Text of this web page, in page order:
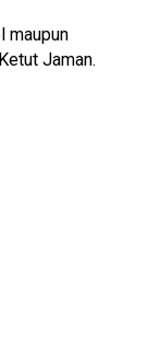
maupun
Jaman.